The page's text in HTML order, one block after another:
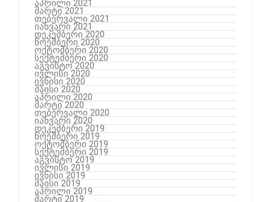
აპრილი 2021
მარტი 2021
თებერვალი 2021
იანვარი 2021
დეკემბერი 2020
ნოემბერი 2020
ოქტომბერი 2020
სექტემბერი 2020
აგვისტო 2020
ივლისი 2020
ივნისი 2020
მაისი 2020
აპრილი 2020
მარტი 2020
თებერვალი 2020
იანვარი 2020
დეკემბერი 2019
ნოემბერი 2019
ოქტომბერი 2019
სექტემბერი 2019
აგვისტო 2019
ივლისი 2019
ივნისი 2019
მაისი 2019
აპრილი 2019
მარტი 2019